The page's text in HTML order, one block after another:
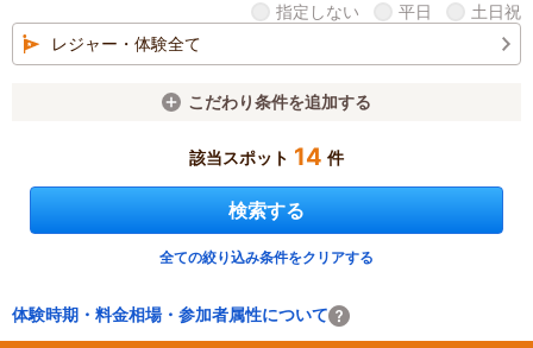
指定しない 平日 土日祝
レジャー・体験全て
こだわり条件を追加する
該当スポット 14 件
検索する
全ての絞り込み条件をクリアする
体験時期・料金相場・参加者属性について